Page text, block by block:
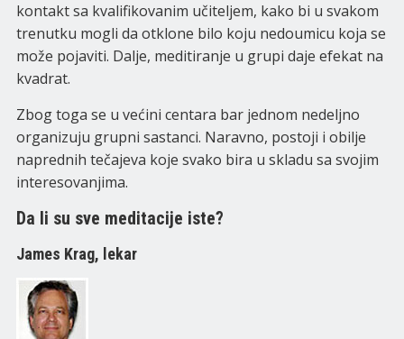
kontakt sa kvalifikovanim učiteljem, kako bi u svakom
trenutku mogli da otklone bilo koju nedoumicu koja se
može pojaviti. Dalje, meditiranje u grupi daje efekat na
kvadrat.
Zbog toga se u većini centara bar jednom nedeljno
organizuju grupni sastanci. Naravno, postoji i obilje
naprednih tečajeva koje svako bira u skladu sa svojim
interesovanjima.
Da li su sve meditacije iste?
James Krag, lekar